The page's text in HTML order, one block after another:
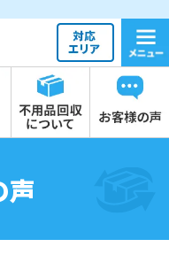
声